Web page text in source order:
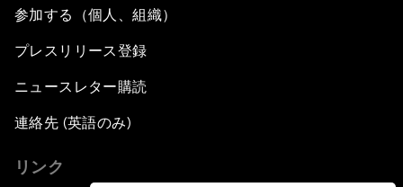
参加する（個人、組織）
プレスリリース登録
ニュースレター購読
連絡先 (英語のみ)
リンク